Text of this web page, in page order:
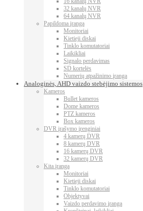
32 kanalų NVR
64 kanalų NVR
Papildoma įranga
Monitoriai
Kietieji diskai
Tinklo komutatoriai
Laikikliai
Signalo perdavimas
SD kortelės
Numerių atpažinimo įranga
Analoginės, AHD vaizdo stebėjimo sistemos
Kameros
Bullet kameros
Dome kameros
PTZ kameros
Box kameros
DVR įrašymo įrenginiai
4 kamerų DVR
8 kamerų DVR
16 kamerų DVR
32 kamerų DVR
Kita įranga
Monitoriai
Kietieji diskai
Tinklo komutatoriai
Objektyvai
Vaizdo perdavimo įranga